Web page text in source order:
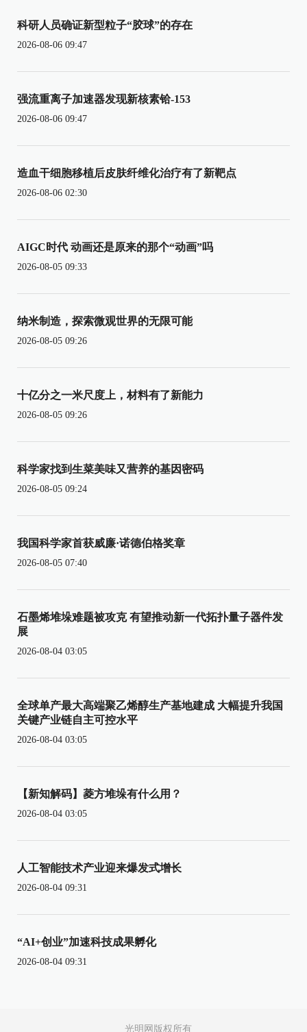
科研人员确证新型粒子“胶球”的存在
2026-08-06 09:47
强流重离子加速器发现新核素铪-153
2026-08-06 09:47
造血干细胞移植后皮肤纤维化治疗有了新靶点
2026-08-06 02:30
AIGC时代 动画还是原来的那个“动画”吗
2026-08-05 09:33
纳米制造，探索微观世界的无限可能
2026-08-05 09:26
十亿分之一米尺度上，材料有了新能力
2026-08-05 09:26
科学家找到生菜美味又营养的基因密码
2026-08-05 09:24
我国科学家首获威廉·诺德伯格奖章
2026-08-05 07:40
石墨烯堆垛难题被攻克 有望推动新一代拓扑量子器件发
展
2026-08-04 03:05
全球单产最大高端聚乙烯醇生产基地建成 大幅提升我国
关键产业链自主可控水平
2026-08-04 03:05
【新知解码】菱方堆垛有什么用？
2026-08-04 03:05
人工智能技术产业迎来爆发式增长
2026-08-04 09:31
“AI+创业”加速科技成果孵化
2026-08-04 09:31
光明网版权所有